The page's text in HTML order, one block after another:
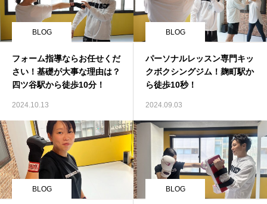
BLOG
フォーム指導ならお任せくだ
さい！基礎が大事な理由は？
四ツ谷駅から徒歩10分！
2024.10.13
BLOG
パーソナルレッスン専門キッ
クボクシングジム！麹町駅か
ら徒歩10秒！
2024.09.03
BLOG BLOG